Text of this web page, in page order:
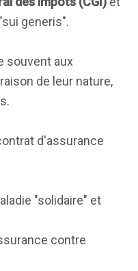
generis".
souvent aux
de leur nature,
d'assurance
"solidaire" et
contre